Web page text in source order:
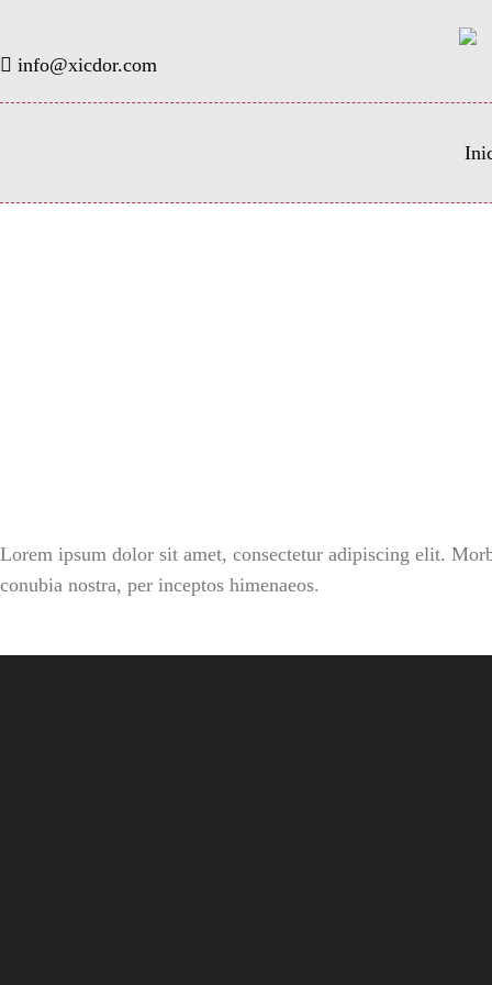
info@xicdor.com
Lorem ipsum dolor sit amet, consectetur adipiscing elit.
conubia nostra, per inceptos himenaeos.